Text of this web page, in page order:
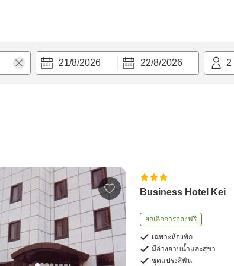
21/8/2026 22/8/2026 2
Business Hotel Kei
ยกเลิกการจองฟรี
เฉพาะห้องพัก
มีอ่างอาบน้ำและสุขา
ชุดแปรงสีฟัน